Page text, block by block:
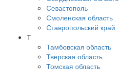
Севастополь
Смоленская область
Ставропольский край
Т
Тамбовская область
Тверская область
Томская область